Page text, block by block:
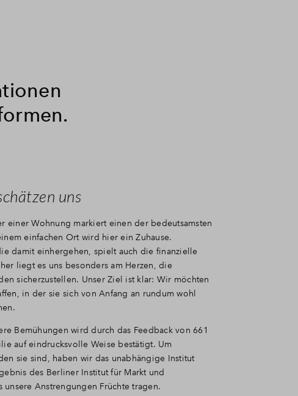
uns
einer Wohnung markiert einen der bedeutsamsten
einfachen Ort wird hier ein Zuhause.
damit einhergehen, spielt auch die finanzielle
liegt es uns besonders am Herzen, die
sicherzustellen. Unser Ziel ist klar: Wir möchten
in der sie sich von Anfang an rundum wohl
Bemühungen wird durch das Feedback von 661
auf eindrucksvolle Weise bestätigt. Um
sie sind, haben wir das unabhängige Institut
des Berliner Institut für Markt und
unsere Anstrengungen Früchte tragen.